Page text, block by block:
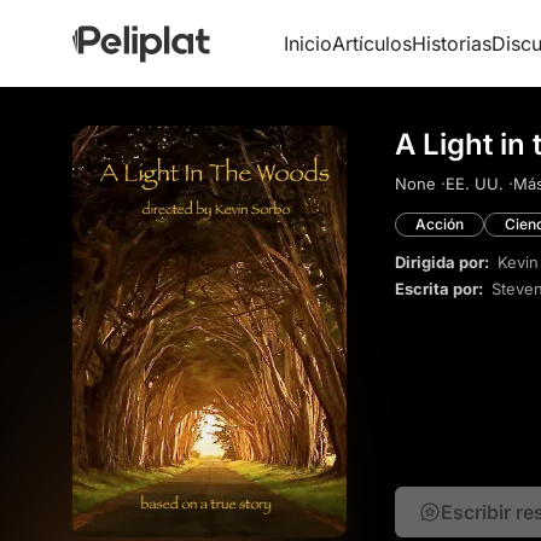
InicioArtículosHistorias
A Light in
None ·EE. UU. ·
Acción
Dirigida por:
Escrita por:
Escribir